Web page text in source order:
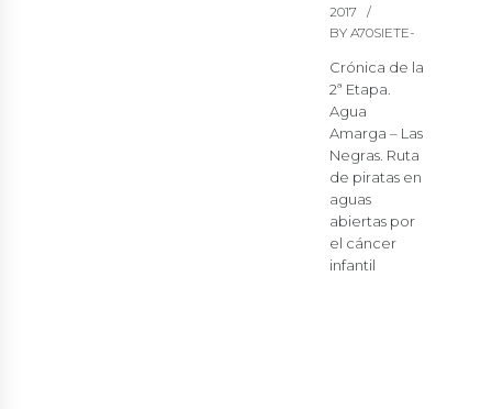
2017
BY A70SIETE-
Crónica de la
2ª Etapa.
Agua
Amarga – Las
Negras. Ruta
de piratas en
aguas
abiertas por
el cáncer
infantil